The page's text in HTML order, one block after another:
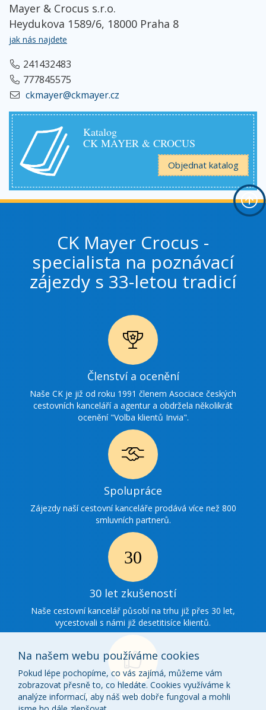
Mayer & Crocus s.r.o.
Heydukova 1589/6, 18000 Praha 8
jak nás najdete
241432483
777845575
ckmayer@ckmayer.cz
Katalog
CK MAYER & CROCUS
Objednat katalog
CK Mayer Crocus -
specialista na poznávací
zájezdy s 33-letou tradicí
Ikonka
ocenění
Členství a ocenění
Naše CK je již od roku 1991 členem Asociace českých
cestovních kanceláří a agentur a obdržela několikrát
ocenění "Volba klientů Invia".
Ikonka
spolupráce
Spolupráce
Zájezdy naší cestovní kanceláře prodává více než 800
smluvních partnerů.
30 Ikonka
zkušenosti
30 let zkušeností
Naše cestovní kancelář působí na trhu již přes 30 let,
vycestovali s námi již desetitisíce klientů.
Ikonka
Naše cestovní kancelář
Na našem webu používáme cookies
Pokud lépe pochopíme, co vás zajímá, můžeme vám
zobrazovat přesně to, co hledáte. Cookies využíváme k
analýze informací, aby náš web dobře fungoval a mohli